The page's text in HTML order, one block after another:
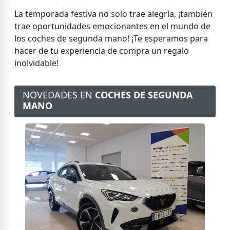
La temporada festiva no solo trae alegría, ¡también
trae oportunidades emocionantes en el mundo de
los coches de segunda mano! ¡Te esperamos para
hacer de tu experiencia de compra un regalo
inolvidable!
NOVEDADES EN COCHES DE SEGUNDA
MANO
VOLKSWAGEN T-Roc Sport 1.5 TSI 110kW (150CV)
DSG 150cv
AÑO
2021
Gasolina Automático 82376 Km
PVP 0 €
MÁS DETALLES